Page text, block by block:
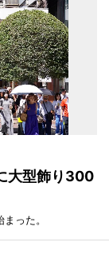
大型飾り300
った。